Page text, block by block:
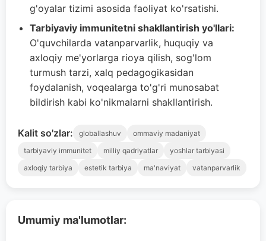
Umumiy ma'lumotlar:
g'oyalar tizimi asosida faoliyat ko'rsatishi.
Tarbiyaviy immunitetni shakllantirish yo'llari:
O'quvchilarda vatanparvarlik, huquqiy va
axloqiy me'yorlarga rioya qilish, sog'lom
turmush tarzi, xalq pedagogikasidan
foydalanish, voqealarga to'g'ri munosabat
bildirish kabi ko'nikmalarni shakllantirish.
Kalit so'zlar: globallashuv
ommaviy madaniyat
tarbiyaviy immunitet
milliy qadriyatlar
yoshlar tarbiyasi
axloqiy tarbiya
estetik tarbiya ma'naviyat vatanparvarlik